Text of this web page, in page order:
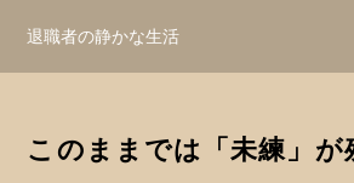
退職者の静かな生活
このままでは「未練」が